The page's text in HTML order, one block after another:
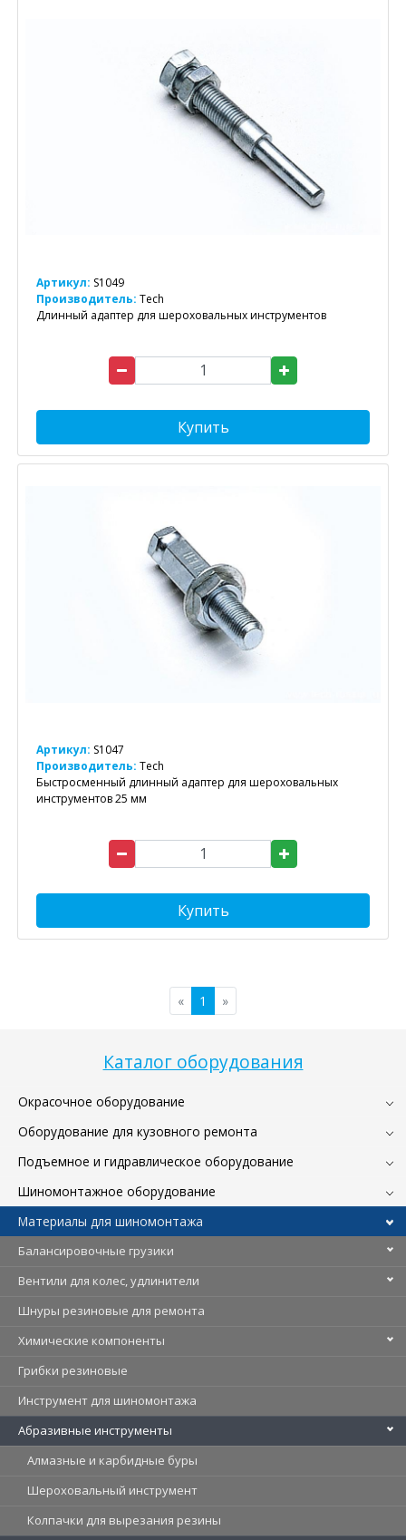
Каталог оборудования
Окрасочное оборудование
Оборудование для кузовного ремонта
Подъемное и гидравлическое оборудование
Шиномонтажное оборудование
Материалы для шиномонтажа
Балансировочные грузики
Вентили для колес, удлинители
Шнуры резиновые для ремонта
Химические компоненты
Грибки резиновые
Инструмент для шиномонтажа
Абразивные инструменты
Алмазные и карбидные буры
Шероховальный инструмент
Колпачки для вырезания резины
Артикул: S1049
Производитель: Tech
Длинный адаптер для шероховальных инструментов
Купить
Артикул: S1047
Производитель: Tech
Быстросменный длинный адаптер для шероховальных
инструментов 25 мм
Купить
« 1 »